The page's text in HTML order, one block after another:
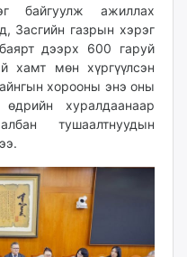
байгуулж ажиллах
Засгийн газрын хэрэг
дээрх 600 гаруй
хамт мөн хүргүүлсэн
хорооны энэ оны
хуралдаанаар
тушаалтнуудын